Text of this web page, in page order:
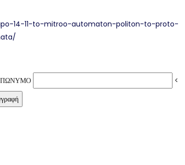
14-11-to-mitroo-automaton-politon-to-proto-
<